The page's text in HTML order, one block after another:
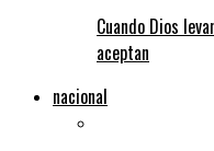
Cuando Dios
aceptan
nacional